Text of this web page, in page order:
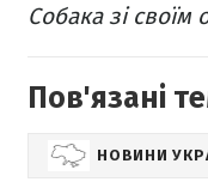
Собака зі
Пов'язані
НОВИНИ